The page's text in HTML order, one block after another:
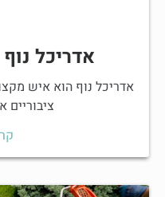
אדריכל
אדריכל נוף הוא איש
ציבוריים